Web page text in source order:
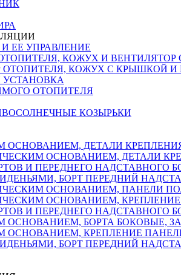
ЕЕ УПРАВЛЕНИЕ
КОЖУХ И ВЕНТИЛЯТОР
КОЖУХ С КРЫШКОЙ И
ОТОПИТЕЛЯ
КОЗЫРЬКИ
ОСНОВАНИЕМ, ДЕТАЛИ
ОСНОВАНИЕМ, ДЕТАЛИ
И ПЕРЕДНЕГО НАДСТАВНОГО
БОРТ ПЕРЕДНИЙ
ОСНОВАНИЕМ, ПАНЕЛИ
ОСНОВАНИЕМ,
И ПЕРЕДНЕГО НАДСТАВНОГО
БОРТА БОКОВЫЕ,
ОСНОВАНИЕМ, КРЕПЛЕНИЕ
БОРТ ПЕРЕДНИЙ